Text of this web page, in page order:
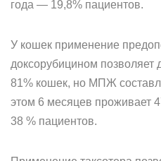
года — 19,8% пациентов.
У кошек применение
доксорубицином позволяет
81% кошек, но МПЖ
этом 6 месяцев проживает
38 % пациентов.